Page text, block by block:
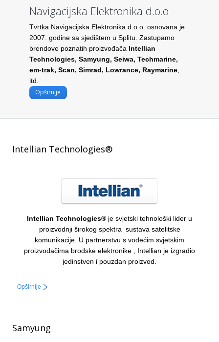
Navigacijska Elektronika d.o.o
Tvrtka Navigacijska Elektronika d.o.o. osnovana je
2007. godine sa sjedištem u Splitu. Zastupamo
brendove poznatih proizvođača Intellian
Technologies, Samyung, Seiwa, Techmarine,
em-trak, Scan, Simrad, Lowrance, Raymarine
itd.
Opširnije
Intellian Technologies®
Intellian Technologies® je svjetski tehnološki lider u
proizvodnji širokog spektra sustava satelitske
komunikacije. U partnerstvu s vodećim svjetskim
proizvođačima brodske elektronike , Intellian je izgradio
jedinstven i pouzdan proizvod.
Opširnije
Samyung